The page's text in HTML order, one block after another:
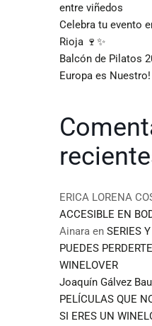
entre viñedos
Celebra tu evento
Rioja 🍷✨
Balcón de Pilatos
Europa es Nuestro!
ERICA LORENA
ACCESIBLE EN
Ainara en SERIES
PUEDES
WINELOVER
Joaquín Gálvez
PELÍCULAS QUE
SI ERES UN